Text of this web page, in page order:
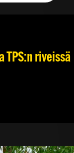
TPS:n riveissä